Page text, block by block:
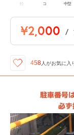
軽 コ 中型
¥2,000 /
458 人がお気に入